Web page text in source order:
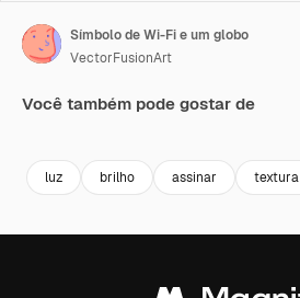
Símbolo de Wi-Fi e um globo
VectorFusionArt
Você também pode gostar de
luz brilho assinar textura